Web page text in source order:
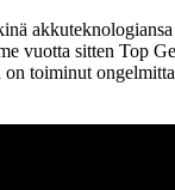
vuotta sitten Top
toiminut ongelmitta